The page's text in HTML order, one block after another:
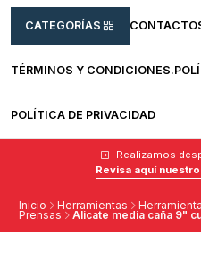
CATEGORÍAS CONTACTO
TÉRMINOS Y CONDICIONES.
POLÍTICA DE PRIVACIDAD
Realizamos
Revisa aquí
Inicio Herramientas
Prensas Alicate media caña 9"